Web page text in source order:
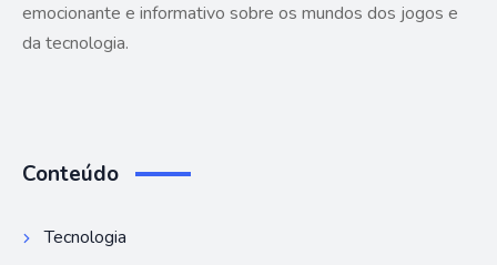
emocionante e informativo sobre os mundos dos jogos e
da tecnologia.
Conteúdo
Tecnologia